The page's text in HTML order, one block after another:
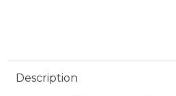
Description